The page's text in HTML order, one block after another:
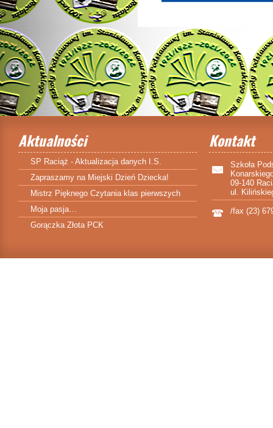
Aktualności
SP Raciąż - Aktualizacja danych I.S.
Zapraszamy na Miejski Dzień Dziecka!
Mistrz Pięknego Czytania klas pierwszych
Moja pasja…
Gorączka Złota PCK
Kontakt
Szkoła
09-140
ul.
/fax (23)